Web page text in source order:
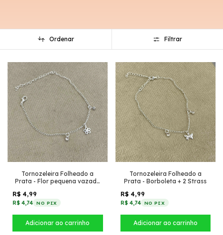
Ordenar Filtrar
Tornozeleira Folheado a
Prata - Flor pequena vazada
R$ 4,99
R$ 4,74 NO PIX
Tornozeleira Folheado a
Prata - Borboleta + 2 Strass
R$ 4,99
R$ 4,74 NO PIX